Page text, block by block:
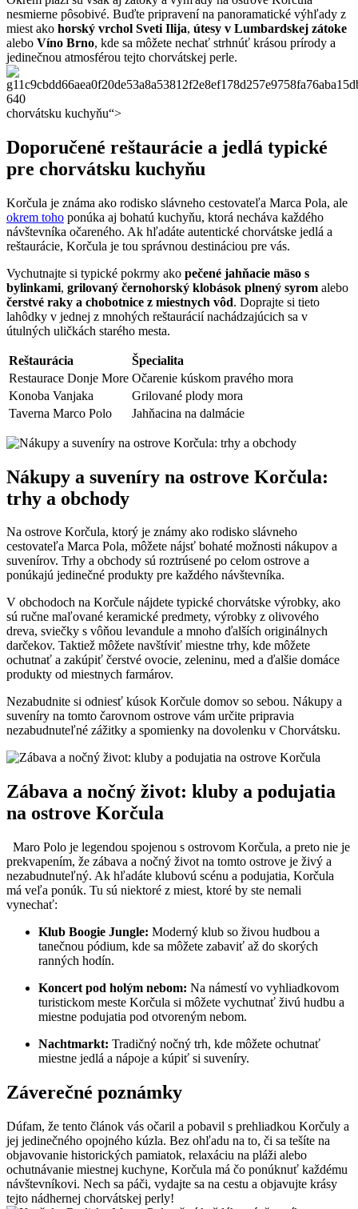
nesmierne pôsobivé. Buďte pripravení na panoramatické výhľady​ z
⁤miest ako horský ‌vrchol Sveti ‌Ilija, útesy v Lumbardskej zátoke
⁣alebo Víno Brno, kde⁣ sa ​môžete nechať strhnúť krásou prírody a⁣
jedinečnou atmosférou tejto chorvátskej ‍perle.
chorvátsku kuchyňu“>
Doporučené reštaurácie⁣ a jedlá ⁤typické
pre chorvátsku ⁢kuchyňu
Korčula je známa ako rodisko slávneho cestovateľa Marca Pola, ale
okrem toho ponúka ⁣aj bohatú ‌kuchyňu, ktorá necháva ⁤každého
návštevníka očareného. Ak hľadáte autentické chorvátske ​jedlá⁢ a
reštaurácie,‌ Korčula je tou správnou destináciou ​pre vás.
Vychutnajte si typické pokrmy ako pečené jahňacie ​mäso s
‌bylinkami,‌ grilovaný⁣ černohorský ⁣klobások ‍plnený syrom alebo
čerstvé⁤ raky a⁣ chobotnice z miestnych ‍vôd. ‌Doprajte si tieto
lahôdky⁤ v ⁣jednej ⁣z mnohých reštaurácií ‍nachádzajúcich sa⁣ v⁣
útulných uličkách starého⁤ mesta.
Reštaurácia
Špecialita
Restaurace Donje More Očarenie kúskom pravého mora
Konoba ⁣Vanjaka
Grilované⁢ plody mora
Taverna Marco Polo
Jahňacina na dalmácie
Nákupy a suveníry na‌ ostrove Korčula:
trhy a obchody
Na ostrove Korčula, ktorý je známy ⁣ako rodisko slávneho
cestovateľa ‍Marca ⁢Pola, môžete nájsť bohaté možnosti nákupov a
suvenírov. Trhy⁢ a obchody sú roztrúsené po celom ostrove a
ponúkajú ​jedinečné ⁣produkty pre každého⁤ návštevníka.
V obchodoch ‍na‍ Korčule ⁢nájdete typické chorvátske výrobky, ako
sú ‌ručne maľované keramické predmety, výrobky z ⁢olivového
⁣dreva,⁢ sviečky s vôňou ⁢levandule a mnoho ďalších originálnych
darčekov. Taktiež môžete navštíviť miestne trhy, kde‌ môžete
‍ochutnať a‍ zakúpiť čerstvé ovocie, zeleninu, med ⁣a ⁤ďalšie domáce
produkty od miestnych farmárov.
Nezabudnite si odniesť kúsok Korčule domov so sebou. ‌Nákupy⁤ a
suveníry na tomto čarovnom ostrove vám určite pripravia‌
nezabudnuteľné zážitky a spomienky ⁤na dovolenku v Chorvátsku.
Zábava​ a nočný⁣ život: kluby a podujatia
na ostrove Korčula
⁣ ⁣ Maro ⁣Polo ‍je legendou spojenou s ostrovom Korčula, ‌a preto nie je
prekvapením, ‍že zábava a nočný⁤ život⁤ na ⁤tomto ostrove‍ je živý a
‌nezabudnuteľný. Ak hľadáte⁤ klubovú scénu ‍a podujatia, Korčula​
má veľa ponúk. Tu sú‌ niektoré⁣ z miest,​ ktoré‌ by ste nemali
vynechať:
Klub ‍Boogie Jungle: Moderný klub so živou hudbou a
tanečnou pódium, ‍kde sa môžete zabaviť‌ až ⁤do skorých
ranných⁣ hodín.
Koncert ⁤pod holým⁣ nebom: Na ⁤námestí vo vyhliadkovom
turistickom meste Korčula si môžete vychutnať živú hudbu ​a
miestne​ podujatia pod otvoreným⁢ nebom.
Nachtmarkt: Tradičný nočný trh, kde môžete ochutnať ​
miestne jedlá a nápoje a kúpiť si suveníry.
Záverečné ‌poznámky
Dúfam, že tento článok vás očaril a pobavil s prehliadkou Korčuly a
jej jedinečného​ opojného kúzla. Bez ⁢ohľadu na ⁢to, či sa ‍tešíte na
objavovanie historických pamiatok, relaxáciu na ​pláži alebo ​
ochutnávanie miestnej‌ kuchyne, Korčula má čo ponúknuť každému⁤
návštevníkovi. Nech sa páči, ​vydajte sa na ⁣cestu a objavujte‌ krásy
tejto nádhernej chorvátskej perly!